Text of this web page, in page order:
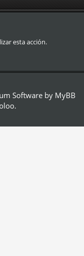
esta acción.
Software by MyBB
.